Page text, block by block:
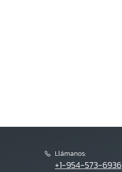
Llámanos:
+1-954-573-6936